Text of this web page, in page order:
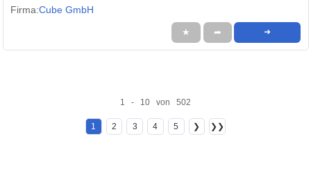
Firma:Cube GmbH
★ ➦ ➜
1 - 10 von 502
1 2 3 4 5 ❯ ❯❯